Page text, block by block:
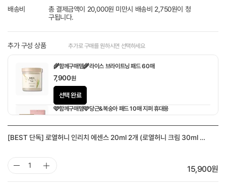
배송비
총 결제금액이 20,000원 미만시 배송비 2,750원이 청
구됩니다.
추가 구성 상품 추가로 구매를 원하시면 선택하세요
🌾함께구매템🌾라이스 브라이트닝 패드 60매
7,900원
선택 완료
🩷함께구매템🩷당근&복숭아 패드 10매 지퍼 휴대용
[BEST 단독] 로열허니 인리치 에센스 20ml 2개 (로열허니 크림 30ml 증
15,900원